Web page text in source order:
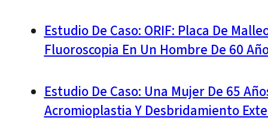
Estudio De Caso: ORIF: Placa De
Fluoroscopia En Un Hombre De 60
Estudio De Caso: Una Mujer De 65
Acromioplastia Y Desbridamiento